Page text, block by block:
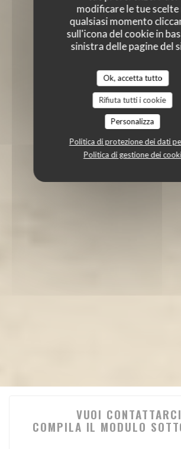
modificare le tue scelte
qualsiasi momento
sull'icona del cookie in
sinistra delle pagine del
Ok, accetta tutto
Rifiuta tutti i cookie
Personalizza
Politica di protezione dei dati
Politica di gestione dei
VUOI
COMPILA IL MODULO